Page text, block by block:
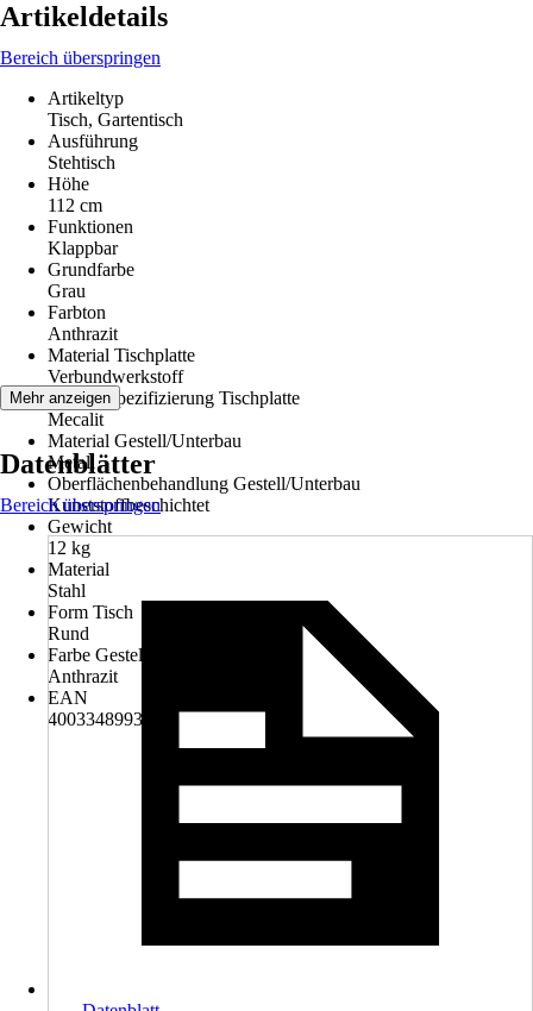
Artikeldetails
Bereich überspringen
Artikeltyp
Tisch, Gartentisch
Ausführung
Stehtisch
Höhe
112 cm
Funktionen
Klappbar
Grundfarbe
Grau
Farbton
Anthrazit
Material Tischplatte
Verbundwerkstoff
Materialspezifizierung Tischplatte
Mecalit
Material Gestell/Unterbau
Metall
Oberflächenbehandlung Gestell/Unterbau
Kunststoffbeschichtet
Gewicht
12 kg
Material
Stahl
Form Tisch
Rund
Farbe Gestell/Unterbau
Anthrazit
EAN
4003348993924
Mehr anzeigen
Datenblätter
Bereich überspringen